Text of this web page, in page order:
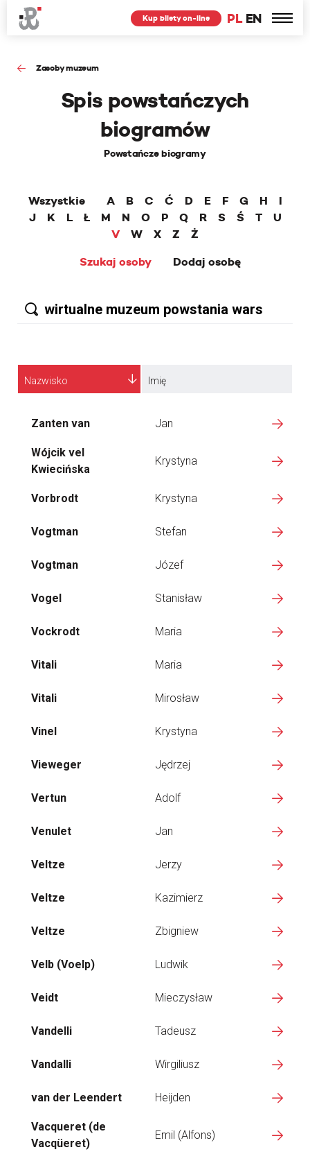
PL EN
Kup bilety on-line
Zasoby muzeum
Spis powstańczych
biogramów
Powstańcze biogramy
Wszystkie A B C Ć D E F G H
I
J
K L Ł M N O P Q R S Ś T
U
V
W X Z
Ż
Szukaj osoby
Dodaj osobę
Nazwisko Imię
Zanten van Jan
Wójcik vel
Kwiecińska
Krystyna
Vorbrodt Krystyna
Vogtman Stefan
Vogtman Józef
Vogel Stanisław
Vockrodt Maria
Vitali Maria
Vitali Mirosław
Vinel Krystyna
Vieweger Jędrzej
Vertun Adolf
Venulet Jan
Veltze Jerzy
Veltze Kazimierz
Veltze Zbigniew
Velb (Voelp) Ludwik
Veidt Mieczysław
Vandelli Tadeusz
Vandalli Wirgiliusz
van der Leendert Heijden
Vacqueret (de
Vacqüeret)
Emil (Alfons)